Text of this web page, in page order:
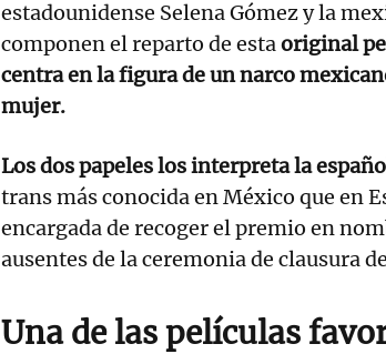
estadounidense Selena Gómez y la
componen el reparto de estaoriginal
centra en la figura de un narco
mujer.
Los dos papeles los interpreta la
trans más conocida en México que en
encargada de recoger el premio en
ausentes de la ceremonia de clausura
Una de las películas